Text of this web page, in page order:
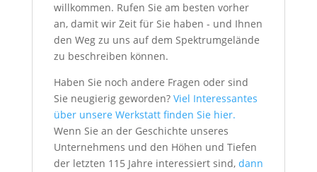
willkommen. Rufen Sie am besten vorher
an, damit wir Zeit für Sie haben - und Ihnen
den Weg zu uns auf dem Spektrumgelände
zu beschreiben können.
Haben Sie noch andere Fragen oder sind
Sie neugierig geworden?Viel Interessantes
über unsere Werkstatt finden Sie hier.
Wenn Sie an der Geschichte unseres
Unternehmens und den Höhen und Tiefen
der letzten 115 Jahre interessiert sind, dann